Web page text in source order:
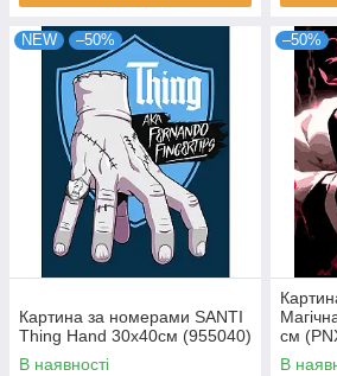
NEW –50%
Картина за номерами SANTI
Thing Hand 30х40см (955040)
В наявності
–50%
см
В